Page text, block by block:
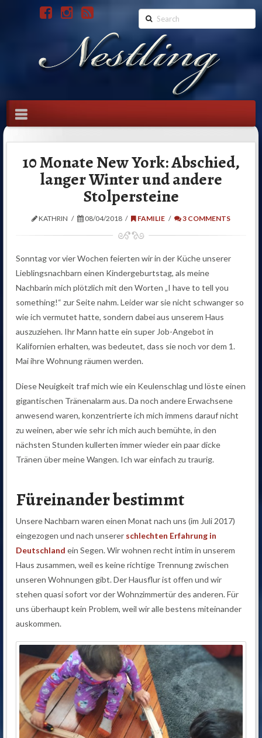
Search
Navigation
10 Monate New York: Abschied,
langer Winter und andere
Stolpersteine
KATHRIN 08/04/2018 FAMILIE 3 COMMENTS
Sonntag vor vier Wochen feierten wir in der Küche unserer
Lieblingsnachbarn einen Kindergeburtstag, als meine
Nachbarin mich plötzlich mit den Worten „I have to tell you
something!“ zur Seite nahm. Leider war sie nicht schwanger so
wie ich vermutet hatte, sondern dabei aus unserem Haus
auszuziehen. Ihr Mann hatte ein super Job-Angebot in
Kalifornien erhalten, was bedeutet, dass sie noch vor dem 1.
Mai ihre Wohnung räumen werden.
Diese Neuigkeit traf mich wie ein Keulenschlag und löste einen
gigantischen Tränenalarm aus. Da noch andere Erwachsene
anwesend waren, konzentrierte ich mich immens darauf nicht
zu weinen, aber wie sehr ich mich auch bemühte, in den
nächsten Stunden kullerten immer wieder ein paar dicke
Tränen über meine Wangen. Ich war einfach zu traurig.
Füreinander bestimmt
Unsere Nachbarn waren einen Monat nach uns (im Juli 2017)
eingezogen und nach unserer schlechten Erfahrung in
Deutschland ein Segen. Wir wohnen recht intim in unserem
Haus zusammen, weil es keine richtige Trennung zwischen
unseren Wohnungen gibt. Der Hausflur ist offen und wir
stehen quasi sofort vor der Wohnzimmertür des anderen. Für
uns überhaupt kein Problem, weil wir alle bestens miteinander
auskommen.